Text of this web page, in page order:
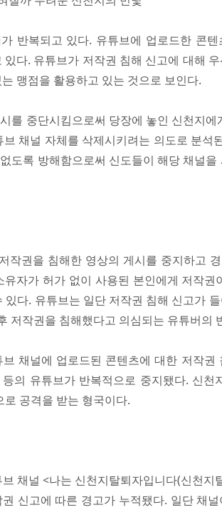
반복되고 있다. 유튜브에 업로드한 콘
있다. 유튜브가 저작권 침해 신고에 대해
맹점을 활용하고 있는 것으로 보인다.
를 중단시킴으로써 당장에 놓인 신천지에
채널 자체를 삭제시키려는 의도로 분석
도록 방해함으로써 신도들이 해당 채널
작권을 침해한 영상의 게시를 중지하고
자가 허가 없이 사용된 본인에게 저작권
다. 유튜브는 일단 저작권 침해 신고가
저작권을 침해했다고 의심되는 유튜버의
채널에 업로드된 콘텐츠에 대한 저작권
의 유튜브가 반복적으로 중지됐다. 신천
공격을 받는 형국이다.
채널 <나는 신천지탈퇴자입니다(신천지
신고에 따른 경고가 누적됐다. 일단 채